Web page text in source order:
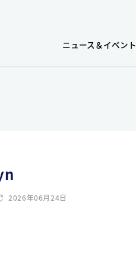
ニュース＆イベント
2026年06月24日